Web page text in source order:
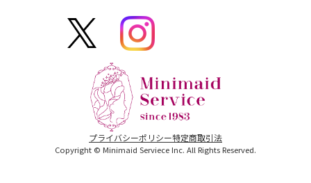
プライバシーポリシー特定商取引法
Copyright © Minimaid Serviece Inc. All Rights Reserved.